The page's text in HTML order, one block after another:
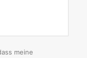
meine